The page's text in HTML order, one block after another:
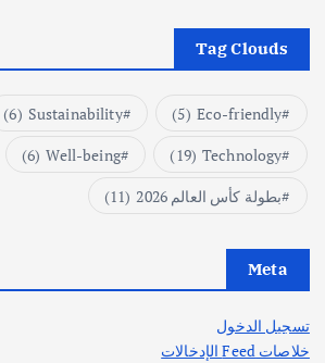
Tag Clouds
Eco-friendly
(5)
Sustainability
(6)
Technology
(19)
Well-being
(6)
بطولة كأس العالم 2026
(11)
Meta
تسجيل الدخول
خلاصات Feed الإدخالات